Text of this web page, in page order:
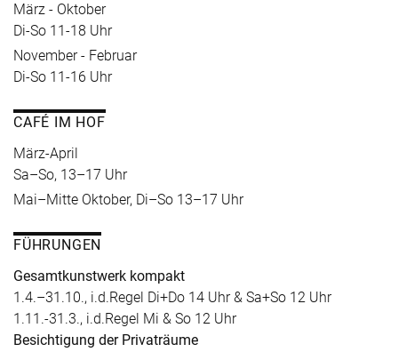
März - Oktober
Di-So 11-18 Uhr
November - Februar
Di-So 11-16 Uhr
CAFÉ IM HOF
März-April
Sa–So, 13–17 Uhr
Mai–Mitte Oktober, Di–So 13–17 Uhr
FÜHRUNGEN
Gesamtkunstwerk kompakt
1.4.–31.10., i.d.Regel Di+Do 14 Uhr & Sa+So 12 Uhr
1.11.-31.3., i.d.Regel Mi & So 12 Uhr
Besichtigung der Privaträume